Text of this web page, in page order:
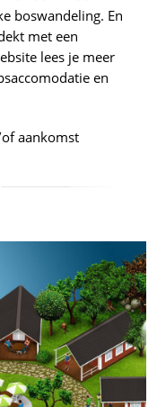
boswandeling. En
met een
lees je meer
en
aankomst